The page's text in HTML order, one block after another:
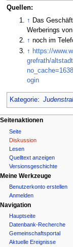
Quellen:
↑ Das
Werberings
↑ noch im
↑ https://
grefrath/
ogin
Kategorie:
N
Seitenaktionen
Seite
Diskussion
Lesen
Quelltext anzeigen
Versionsgeschichte
Meine Werkzeuge
Benutzerkonto erstellen
Anmelden
Navigation
Hauptseite
Datenbank-Recherche
Gemeinschafts­portal
Aktuelle Ereignisse